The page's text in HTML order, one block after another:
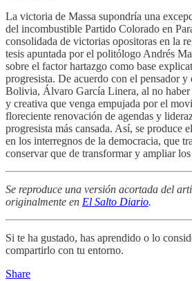
La victoria de Massa supondría una
del incombustible Partido Colorado en
consolidada de victorias opositoras en la
tesis apuntada por el politólogo Andrés
sobre el factor hartazgo como base
progresista. De acuerdo con el pensador y
Bolivia, Álvaro García Linera, al no haber
y creativa que venga empujada por el
floreciente renovación de agendas y
progresista más cansada. Así, se produce
en los interregnos de la democracia, que
conservar que de transformar y ampliar
Se reproduce una versión acortada del
originalmente en El Salto Diario.
Si te ha gustado, has aprendido o lo
compartirlo con tu entorno.
Share